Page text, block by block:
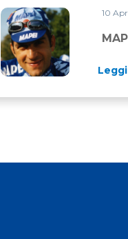
MAPEI AL FIANCO 10